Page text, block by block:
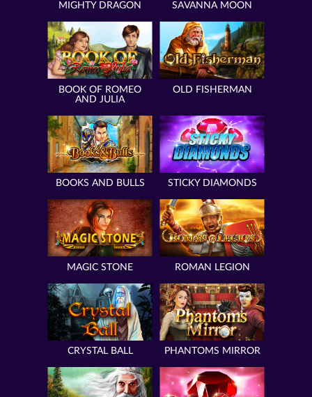
MIGHTY DRAGON SAVANNA MOON
BOOK OF ROMEO
AND JULIA
OLD FISHERMAN
BOOKS AND BULLS STICKY DIAMONDS
MAGIC STONE ROMAN LEGION
CRYSTAL BALL PHANTOMS MIRROR